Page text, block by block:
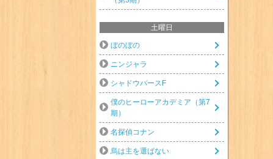
土曜日
ぼのぼの
ニンジャラ
シャドウバースF
僕のヒーローアカデミア（第7
期）
名探偵コナン
烏は主を選ばない